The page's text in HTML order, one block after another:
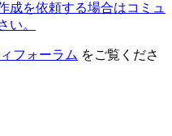
成を依頼する場合はコミュ
い。
フォーラム をご覧くださ